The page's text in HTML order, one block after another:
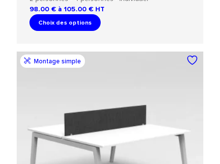
98.00 € à 105.00 € HT
Choix des options
Montage simple